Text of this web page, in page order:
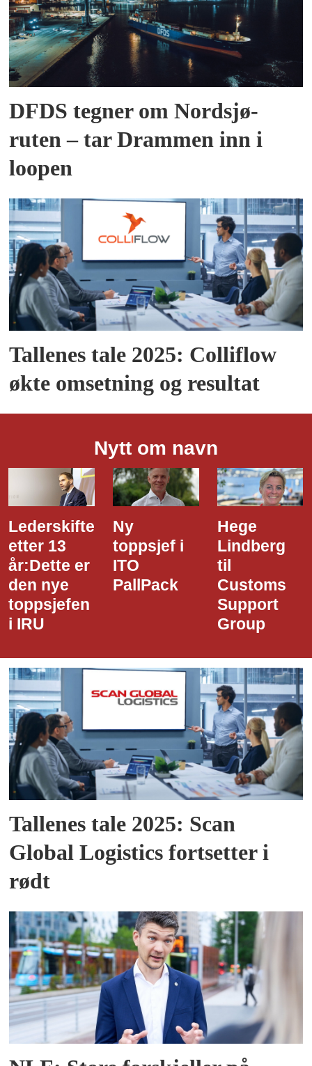
DFDS tegner om Nordsjø-
ruten – tar Drammen inn i
loopen
Tallenes tale 2025: Colliflow
økte omsetning og resultat
Nytt om navn
Ny
toppsjef i
ITO
PallPack
Hege
Lindberg
til
Customs
Dette er
den nye
i Narvik
Havn
Tallenes tale 2025: Scan
Global Logistics fortsetter i
rødt